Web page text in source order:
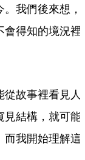
。我們後來想，
會得知的境況裡
從故事裡看見人
見結構，就可能
而我開始理解這